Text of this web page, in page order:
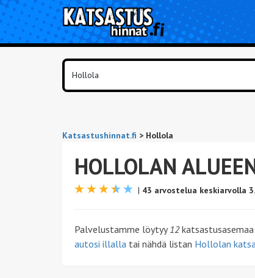
Katsastushinnat.fi > Hollola
HOLLOLAN
| 43 arvostelua keskiarvolla
Palvelustamme löytyy 12
autosi illalla tai nähdä listan Hollolan